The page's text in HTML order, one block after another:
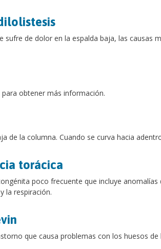
sufre de dolor en la espalda baja, las causas
para obtener más información.
de la columna. Cuando se curva hacia
torácica
poco frecuente que incluye
la respiración.
que causa problemas con los huesos